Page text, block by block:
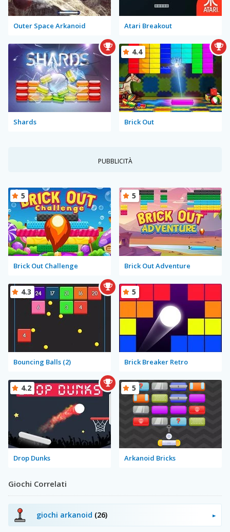
Outer Space Arkanoid Atari Breakout
Shards Brick Out
4.4
PUBBLICITÀ
Brick Out Challenge
5
Brick Out Adventure
5
Bouncing Balls (2)
4.3
Brick Breaker Retro
5
Drop Dunks
4.2
Arkanoid Bricks
5
Giochi Correlati
giochi arkanoid (26)